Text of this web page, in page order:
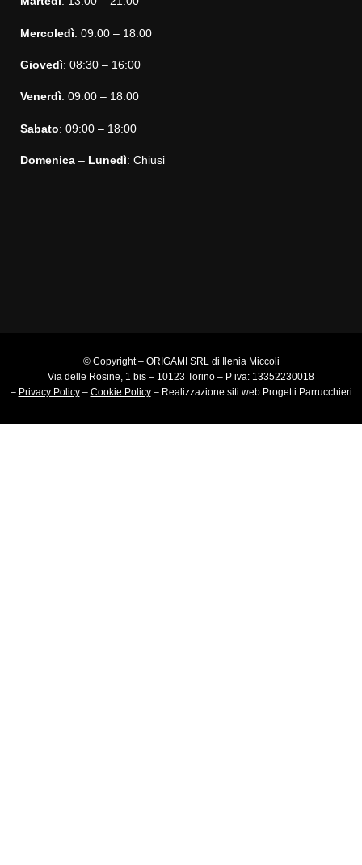
Mercoledì: 09:00 – 18:00
Giovedì: 08:30 – 16:00
Venerdì: 09:00 – 18:00
Sabato: 09:00 – 18:00
Domenica– Lunedì: Chiusi
© Copyright – ORIGAMI SRL di Ilenia Miccoli
Via delle Rosine, 1 bis – 10123 Torino – P iva: 13352230018
– Privacy Policy– Cookie Policy– Realizzazione siti webProgetti Parrucchieri